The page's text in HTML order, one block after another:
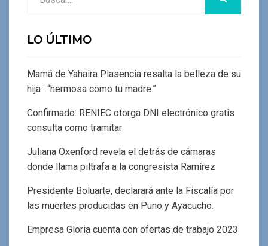
LO ÚLTIMO
Mamá de Yahaira Plasencia resalta la belleza de su
hija : “hermosa como tu madre.”
Confirmado: RENIEC otorga DNI electrónico gratis
consulta como tramitar
Juliana Oxenford revela el detrás de cámaras
donde llama piltrafa a la congresista Ramírez
Presidente Boluarte, declarará ante la Fiscalía por
las muertes producidas en Puno y Ayacucho.
Empresa Gloria cuenta con ofertas de trabajo 2023